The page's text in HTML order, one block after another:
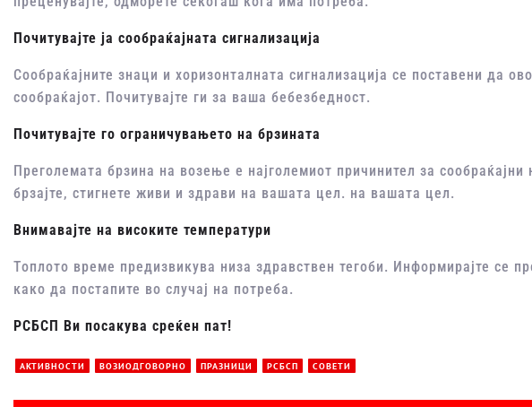
Почитувајте ја сообраќајната сигнализација
Сообраќајните знаци и хоризонталната сигнализација се поставени да
сообраќајот. Почитувајте ги за ваша бебезбедност.
Почитувајте го ограничувањето на брзината
Преголемата брзина на возење е најголемиот причинител за
брзајте, стигнете живи и здрави на вашата цел. на вашата цел.
Внимавајте на високите температури
Топлото време предизвикува низа здравствен тегоби. Информирајте се
како да постапите во случај на потреба.
РСБСП Ви посакува среќен пат!
АКТИВНОСТИ ВОЗИОДГОВОРНО ПРАЗНИЦИ РСБСП СОВЕТИ